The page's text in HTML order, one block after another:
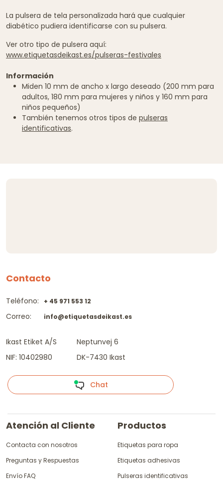
La pulsera de tela personalizada hará que cualquier
diabético pudiera identificarse con su pulsera.
Ver otro tipo de pulsera aquí:
www.etiquetasdeikast.es/pulseras-festivales
Información
Miden 10 mm de ancho x largo deseado (200 mm para
adultos, 180 mm para mujeres y niños y 160 mm para
niños pequeños)
También tenemos otros tipos de pulseras
identificativas.
Contacto
Teléfono:
Correo:
+ 45 971 553 12
info@etiquetasdeikast.es
Ikast Etiket A/S
NIF: 10402980
Neptunvej 6
DK-7430 Ikast
Chat
Atención al Cliente
Contacta con nosotros
Preguntas y Respuestas
Envío FAQ
Productos
Etiquetas para ropa
Etiquetas adhesivas
Pulseras identificativas